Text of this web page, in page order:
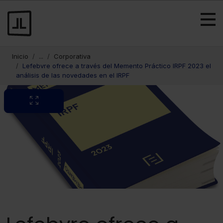
Inicio ...
Corporativa
Lefebvre ofrece a través del Memento Práctico IRPF 2023 el
análisis de las novedades en el IRPF